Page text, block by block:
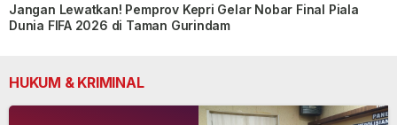
Jangan Lewatkan! Pemprov Kepri Gelar Nobar Final Piala
Dunia FIFA 2026 di Taman Gurindam
HUKUM & KRIMINAL